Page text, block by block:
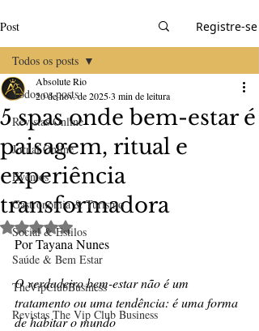
Post Registre-se
Todos os posts
Revistas Online
Jornal Online
Eventos
Gastronomia & Turismo
Social & Estilos
Saúde & Bem Estar
TheVipClubBusiness
Revistas The Vip Club Business
Todos os posts
5 spas onde bem-estar é
paisagem, ritual e
experiência
transformadora
Absolute Rio
20 de nov. de 20253 min de leitura
Avaliado com NaN de 5 estrelas.
Por Tayana Nunes
O verdadeiro bem-estar não é um
tratamento ou uma tendência: é uma forma
de habitar o mundo